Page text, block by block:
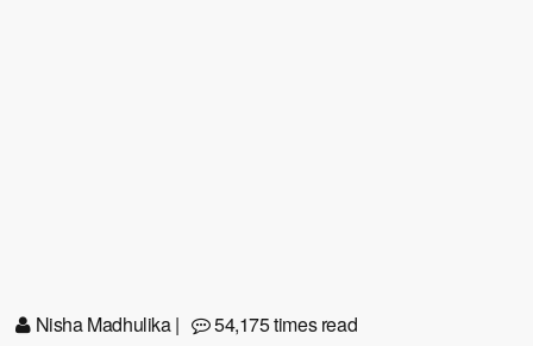
Nisha Madhulika| 54,175 times read